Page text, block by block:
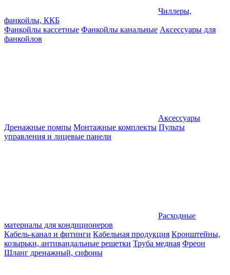
Чиллеры,
фанкойлы, ККБ
Фанкойлы кассетные Фанкойлы канальные Аксессуары для
фанкойлов
Аксессуары
Дренажные помпы Монтажные комплекты Пульты
управления и лицевые панели
Расходные
материалы для кондиционеров
Кабель-канал и фитинги Кабельная продукция Кронштейны,
козырьки, антивандальные решетки Труба медная Фреон
Шланг дренажный, сифоны